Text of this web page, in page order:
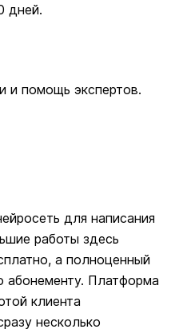
дней.
и помощь экспертов.
для написания
работы здесь
а полноценный
абонементу. Платформа
клиента
несколько